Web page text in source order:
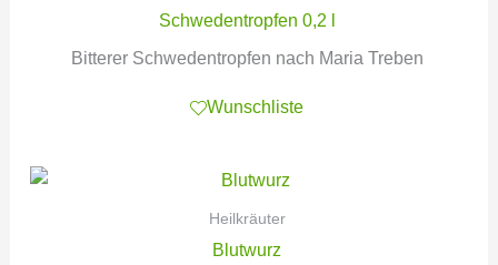
Schwedentropfen 0,2 l
Bitterer Schwedentropfen nach Maria Treben
Wunschliste
Heilkräuter
Blutwurz